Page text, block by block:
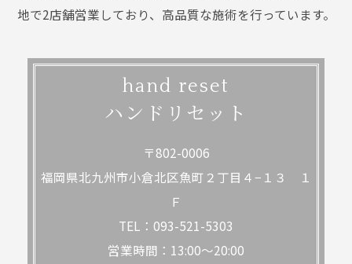
地で2店舗営業しており、高品質な施術を行っています。
hand reset
ハンドリセット
〒802-0006
福岡県北九州市小倉北区魚町２丁目４−１３ １
Ｆ
TEL：093-521-5303
営業時間：13:00～20:00